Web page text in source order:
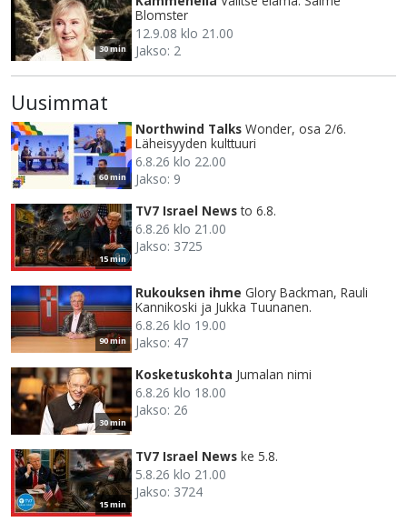
30 min
Blomster
12.9.08 klo 21.00
Jakso: 2
Uusimmat
60 min
Northwind Talks Wonder, osa 2/6.
Läheisyyden kulttuuri
6.8.26 klo 22.00
Jakso: 9
15 min
TV7 Israel News to 6.8.
6.8.26 klo 21.00
Jakso: 3725
90 min
Rukouksen ihme Glory Backman, Rauli
Kannikoski ja Jukka Tuunanen.
6.8.26 klo 19.00
Jakso: 47
30 min
Kosketuskohta Jumalan nimi
6.8.26 klo 18.00
Jakso: 26
15 min
TV7 Israel News ke 5.8.
5.8.26 klo 21.00
Jakso: 3724